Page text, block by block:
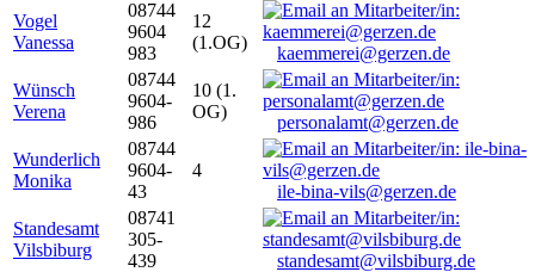
Vogel
Vanessa
08744
9604
983
12
(1.OG)
kaemmerei@gerzen.de
Wünsch
Verena
08744
9604-
986
10 (1.
OG)
personalamt@gerzen.de
Wunderlich
Monika
08744
9604-
43
4
ile-bina-vils@gerzen.de
Standesamt
Vilsbiburg
08741
305-
439
standesamt@vilsbiburg.de